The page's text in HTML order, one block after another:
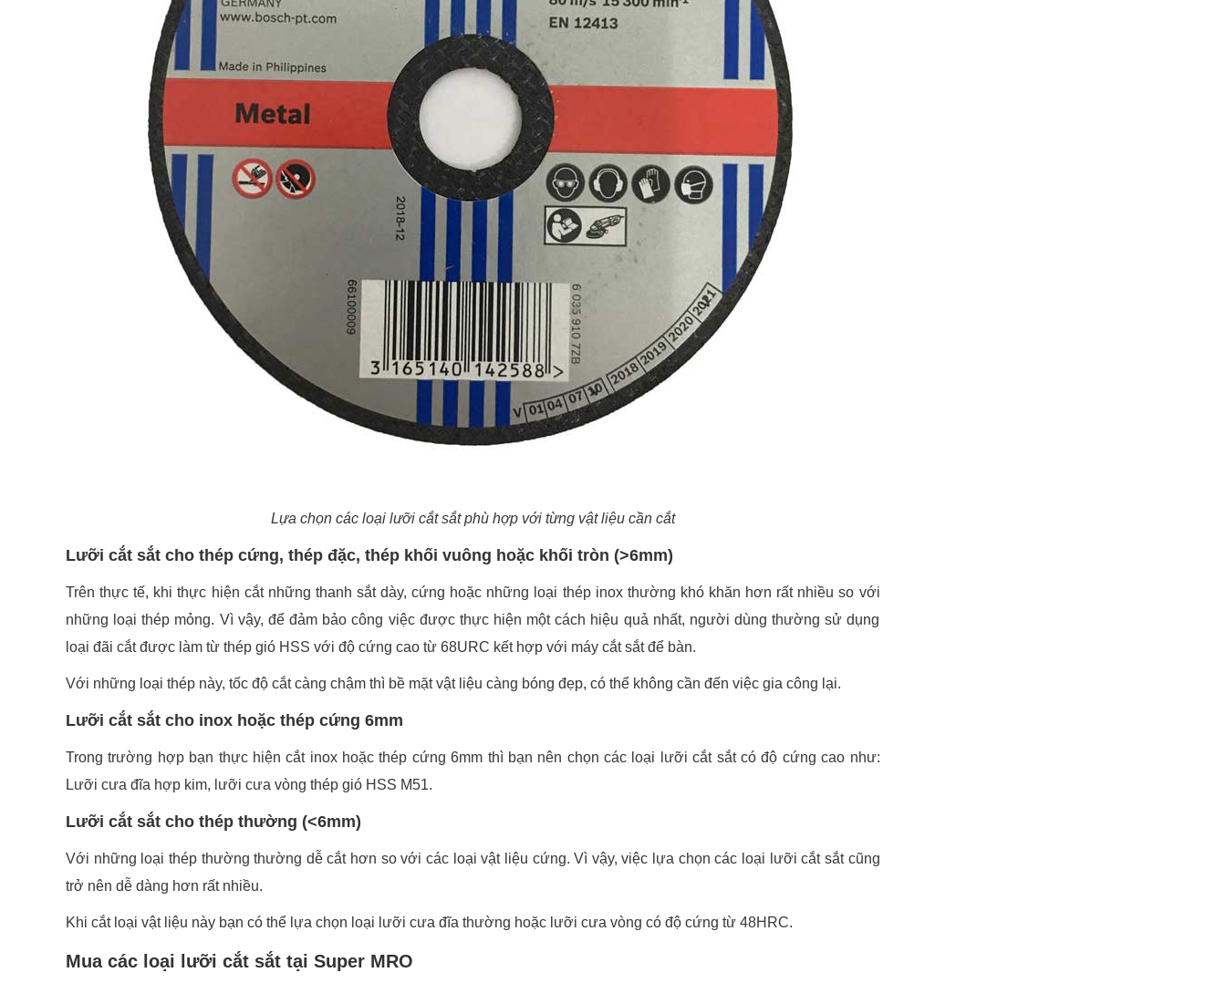
Lựa chọn các loại lưỡi cắt sắt phù hợp với từng vật liệu cần cắt
Lưỡi cắt sắt cho thép cứng, thép đặc, thép khối vuông hoặc khối tròn (>6mm)
Trên thực tế, khi thực hiện cắt những thanh sắt dày, cứng hoặc những loại thép inox thường khó khăn hơn rất nhiều so với
những loại thép mỏng. Vì vậy, để đảm bảo công việc được thực hiện một cách hiệu quả nhất, người dùng thường sử dụng
loại đãi cắt được làm từ thép gió HSS với độ cứng cao từ 68URC kết hợp với máy cắt sắt để bàn.
Với những loại thép này, tốc độ cắt càng chậm thì bề mặt vật liệu càng bóng đẹp, có thể không cần đến việc gia công lại.
Lưỡi cắt sắt cho inox hoặc thép cứng 6mm
Trong trường hợp bạn thực hiện cắt inox hoặc thép cứng 6mm thì bạn nên chọn các loại lưỡi cắt sắt có độ cứng cao như:
Lưỡi cưa đĩa hợp kim, lưỡi cưa vòng thép gió HSS M51.
Lưỡi cắt sắt cho thép thường (<6mm)
Với những loại thép thường thường dễ cắt hơn so với các loại vật liệu cứng. Vì vậy, việc lựa chọn các loại lưỡi cắt sắt cũng
trở nên dễ dàng hơn rất nhiều.
Khi cắt loại vật liệu này bạn có thể lựa chọn loại lưỡi cưa đĩa thường hoặc lưỡi cưa vòng có độ cứng từ 48HRC.
Mua các loại lưỡi cắt sắt tại Super MRO